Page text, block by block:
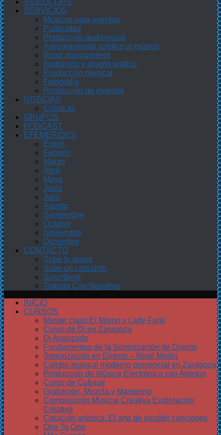
VIDEOCLIPS
SERVICIOS
Músicos para eventos
Publicidad
Producción audiovisual
Asesoramiento jurídico al músico
Road management
Ilustración y diseño gráfico
Producción musical
Fotografía
Producción de eventos
NOTICIAS
Crónicas
GRUPOS
PODCAST
EFEMÉRIDES
Enero
Febrero
Marzo
Abril
Mayo
Junio
Julio
Agosto
Septiembre
Octubre
Noviembre
Diciembre
CONTACTO
Sube tu grupo
Sube un concierto
Suscríbete
Trabaja Con Nosotros
INICIO
CURSOS
Master class El Momo y Lady Funk
Curso de Dj en Zaragoza
Dj Avanzado
Fundamentos de la Sonorización de Directo
Sonorización en Directo – Nivel Medio
Combo musical moderno presencial en Zaragoza
Producción de Música Electrónica con Ableton
Curso de Cubase
Grabación, Mezcla y Mastering
Composición Musical Creativa Exploración
Creativa
Creación artística. El arte de escribir canciones
One To One